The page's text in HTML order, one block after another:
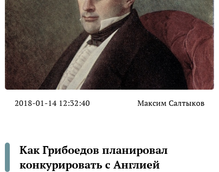
2018-01-14 12:32:40 Максим Салтыков
Как Грибоедов планировал
конкурировать с Англией